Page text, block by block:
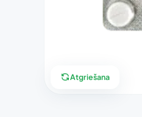
Atgriešana